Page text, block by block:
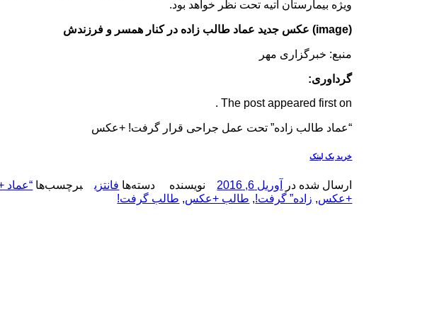
ویژه بیمارستان آتیه تحت نظر خواهد بود.
(image) عکس جدید عماد طالب زاده در کنار همسر و فرزندش
منبع: خبرگزاری مهر
گرداوری:
The post appeared first on .
“عماد طالب زاده” تحت عمل جراحی قرار گرفت! +عکس
خرید بک لینک
ارسال شده در آوریل 6, 2016 نویسنده دسته‌ها فانتزی برچسب‌ها
+عکس, زاده” گرفت!, طالب +عکس, طالب گرفت!